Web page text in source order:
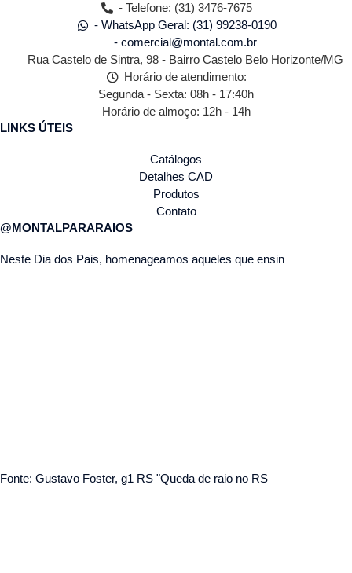
- Telefone: (31) 3476-7675
- WhatsApp Geral: (31) 99238-0190
- comercial@montal.com.br
Rua Castelo de Sintra, 98 - Bairro Castelo Belo Horizonte/MG
Horário de atendimento:
Segunda - Sexta: 08h - 17:40h
Horário de almoço: 12h - 14h
LINKS ÚTEIS
Catálogos
Detalhes CAD
Produtos
Contato
@MONTALPARARAIOS
Neste Dia dos Pais, homenageamos aqueles que ensin
Fonte: Gustavo Foster, g1 RS "Queda de raio no RS